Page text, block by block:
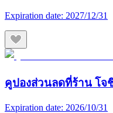
Expiration date: 2027/12/31
คูปองส่วนลดที่ร้าน โ
Expiration date: 2026/10/31